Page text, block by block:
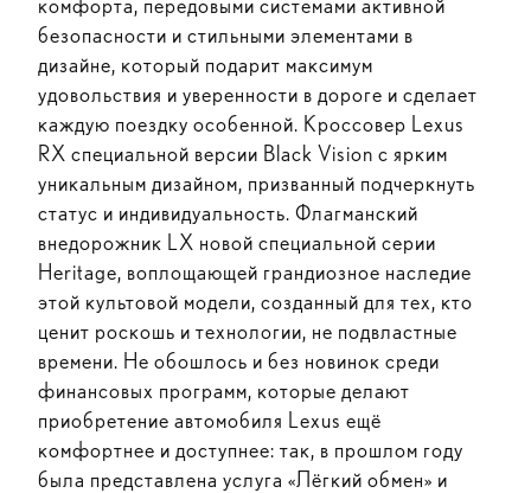
комфорта, передовыми системами активной
безопасности и стильными элементами в
дизайне, который подарит максимум
удовольствия и уверенности в дороге и сделает
каждую поездку особенной. Кроссовер Lexus
RX специальной версии Black Vision с ярким
уникальным дизайном, призванный подчеркнуть
статус и индивидуальность. Флагманский
внедорожник LX новой специальной серии
Heritage, воплощающей грандиозное наследие
этой культовой модели, созданный для тех, кто
ценит роскошь и технологии, не подвластные
времени. Не обошлось и без новинок среди
финансовых программ, которые делают
приобретение автомобиля Lexus ещё
комфортнее и доступнее: так, в прошлом году
была представлена услуга «Лёгкий обмен» и